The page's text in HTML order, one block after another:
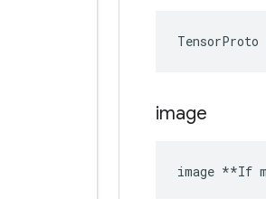
image
image **If